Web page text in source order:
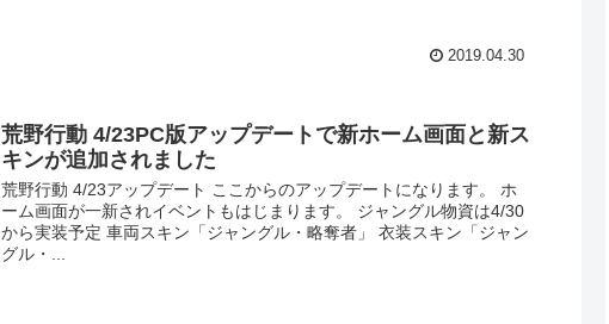
2019.04.30
荒野行動 4/23PC版アップデートで新ホーム画面と新ス
キンが追加されました
荒野行動 4/23アップデート ここからのアップデートになります。 ホ
ーム画面が一新されイベントもはじまります。 ジャングル物資は4/30
から実装予定 車両スキン「ジャングル・略奪者」 衣装スキン「ジャン
グル・...